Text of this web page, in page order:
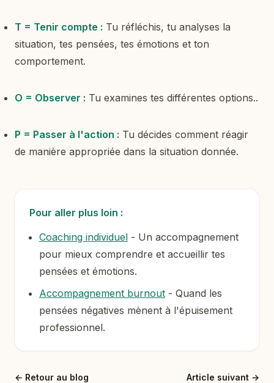
T = Tenir compte : Tu réfléchis, tu analyses la
situation, tes pensées, tes émotions et ton
comportement.
O = Observer : Tu examines tes différentes options..
P = Passer à l'action : Tu décides comment réagir
de manière appropriée dans la situation donnée.
Pour aller plus loin :
Coaching individuel - Un accompagnement
pour mieux comprendre et accueillir tes
pensées et émotions.
Accompagnement burnout - Quand les
pensées négatives mènent à l'épuisement
professionnel.
← Retour au blog Article suivant →